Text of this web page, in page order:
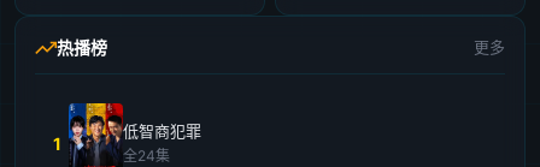
热播榜 更多
1
低智商犯罪
全24集